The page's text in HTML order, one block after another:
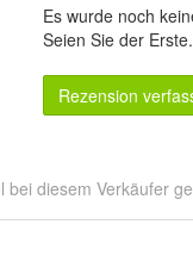
Es wurde noch
Seien Sie der Erste.
Rezension
bei diesem Verkäufer